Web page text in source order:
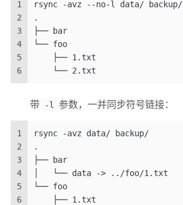
1
2
3
4
5
6
rsync -avz --no-l data/ backup/
.
├── bar
└── foo
    ├── 1.txt
    └── 2.txt
带 -l 参数，一并同步符号链接：
1
2
3
4
5
6
rsync -avz data/ backup/
.
├── bar
│   └── data -> ../foo/1.txt
└── foo
    ├── 1.txt